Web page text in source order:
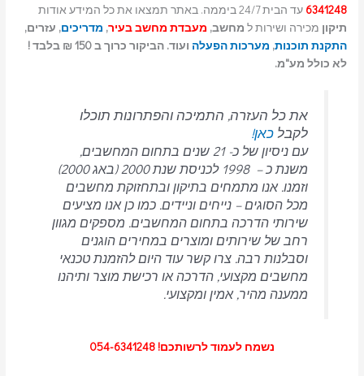
6341248 עד הבית 24/7 ביממה. באתר תמצאו את כל המידע אודות
תיקון מכירה ושירות ל מחשב, מעבדת מחשב בעיר, מדריכים, עזרים,
התקנת תוכנות, מערכות הפעלה
ועוד. הביקור כרוך ב 150 ₪ בלבד !
לא כולל מע"מ.
את כל העזרה, התמיכה והפתרונות תוכלו
לקבלכאן!
עם ניסיון של כ- 21 שנים בתחום המחשבים,
משנת כ – 1998 לכניסת שנת 2000 (באג 2000)
וזמנו. אנו מתמחים בתיקון ובתחזוקת מחשבים
מכל הסוגים – נייחים וניידים. כמו כן אנו מציעים
שירותי הדרכה בתחום המחשבים. מספקים מגוון
רחב של שירותים ומוצרים במחירים הוגנים
וסבלנות רבה. צרו קשר עוד היום להזמנת טכנאי
מחשבים מקצועי, הדרכה או רכישת מוצר ותיהנו
ממענה מהיר, אמין ומקצועי.
נשמח לעמוד לרשותכם! 054-6341248